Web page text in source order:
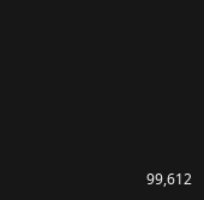
99,612